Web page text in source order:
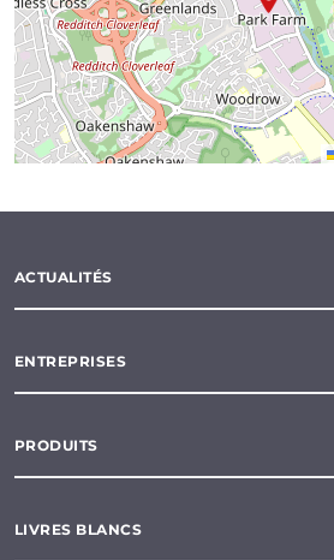
ACTUALITÉS
ENTREPRISES
PRODUITS
LIVRES BLANCS